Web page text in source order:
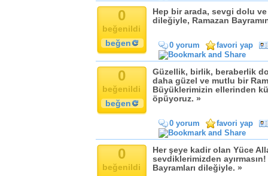
0
beğenildi
beğen
Hep bir arada, sevgi dolu
dileğiyle, Ramazan
0 yorum favori yap
0
beğenildi
beğen
Güzellik, birlik, beraberlik
daha güzel ve mutlu bir
Büyüklerimizin ellerinden
öpüyoruz. »
0 yorum favori yap
0
beğenildi
Her şeye kadir olan Yüce
sevdiklerimizden
Bayramları dileğiyle. »